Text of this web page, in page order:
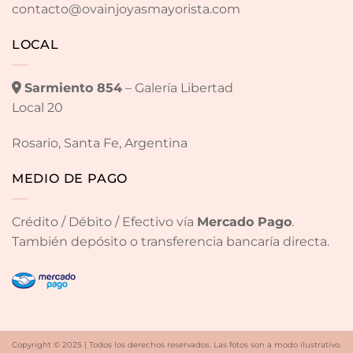
LOCAL
Sarmiento 854– Galería Libertad
Local 20
Rosario, Santa Fe, Argentina
MEDIO DE PAGO
Crédito / Débito / Efectivo vía Mercado Pago.
También depósito o transferencia bancaría directa.
contacto@ovainjoyasmayorista.com
Copyright © 2025 | Todos los derechos reservados. Las fotos son a modo ilustrativo.